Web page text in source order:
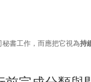
書工作，而應把它視為持